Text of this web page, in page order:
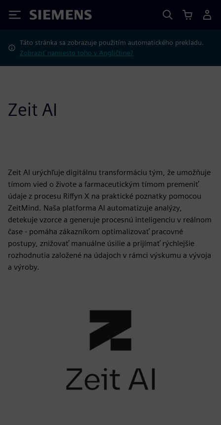
Siemens
Táto stránka sa zobrazuje použitím automatického prekladu.
Zobraziť namiesto toho v Angličtine?
Zeit AI
Zeit AI urýchľuje digitálnu transformáciu tým, že umožňuje
tímom vied o živote a farmaceutickým tímom premeniť
údaje z procesu Riffyn X na praktické poznatky pomocou
ZeitMind. Naša platforma AI automatizuje analýzy,
detekuje vzorce a generuje procesnú inteligenciu v reálnom
čase - pomáha zákazníkom optimalizovať pracovné
postupy, znižovať manuálne úsilie a prijímať rýchlejšie
rozhodnutia založené na údajoch v rámci výskumu a vývoja
a výroby.